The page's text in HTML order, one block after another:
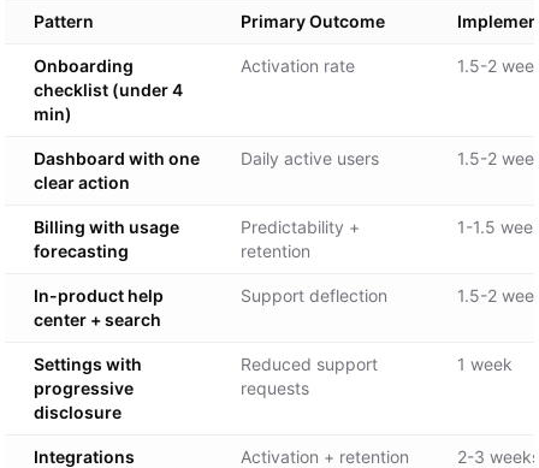
Pattern Primary Outcome
Onboarding
checklist (under 4
min)
Activation rate 1.5-2
Dashboard with one
clear action
Daily active users 1.5-2
Billing with usage
forecasting
Predictability +
retention
1-1.5
In-product help
center + search
Support deflection 1.5-2
Settings with
progressive
disclosure
Reduced support
requests
1 week
Integrations
Activation + retention 2-3 weeks